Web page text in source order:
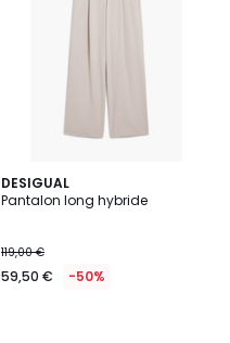
DESIGUAL
Pantalon long hybride
119,00 €
59,50 € -50%